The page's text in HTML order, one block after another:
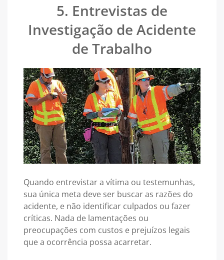
5. Entrevistas de
Investigação de Acidente
de Trabalho
Quando entrevistar a vítima ou testemunhas,
sua única meta deve ser buscar as razões do
acidente, e não identificar culpados ou fazer
críticas. Nada de lamentações ou
preocupações com custos e prejuízos legais
que a ocorrência possa acarretar.